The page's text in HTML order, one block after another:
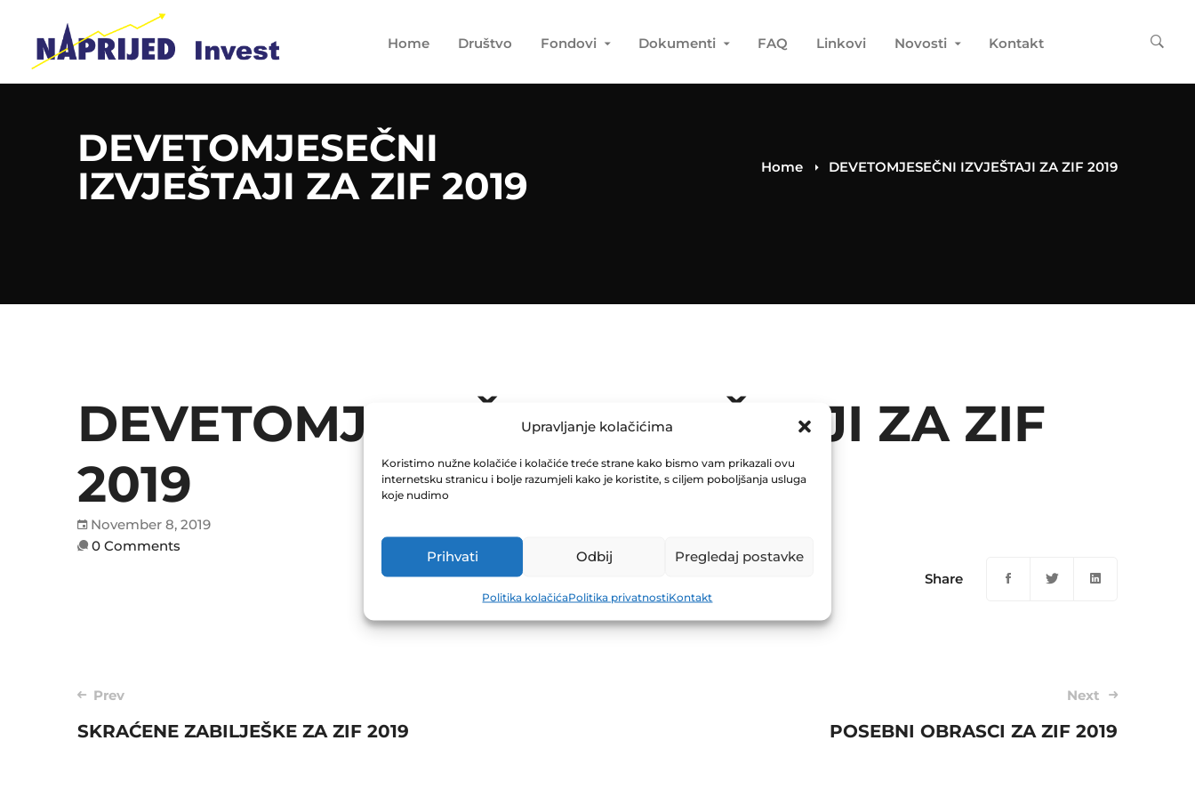
Upravljanje kolačićima
Koristimo nužne kolačiće i kolačiće treće strane kako bismo vam prikazali ovu
internetsku stranicu i bolje razumjeli kako je koristite, s ciljem poboljšanja usluga
koje nudimo
Prihvati Odbij Pregledaj postavke
Politika kolačićaPolitika privatnostiKontakt
Home Društvo Fondovi Dokumenti FAQ Linkovi Novosti Kontakt
DEVETOMJESEČNI
IZVJEŠTAJI ZA ZIF 2019
Home DEVETOMJESEČNI IZVJEŠTAJI ZA ZIF 2019
DEVETOMJESEČNI IZVJEŠTAJI ZA ZIF
2019
November 8, 2019
0 Comments
Share
Post
navigation
Prev
SKRAĆENE ZABILJEŠKE ZA ZIF 2019
Next
POSEBNI OBRASCI ZA ZIF 2019